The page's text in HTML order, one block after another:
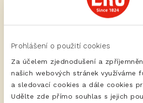
Prohlášení o použití cookies
Za účelem zjednodušení a
našich webových stránek využíváme
a sledovací cookies a dále cookies
Udělte zde přímo souhlas s jejich